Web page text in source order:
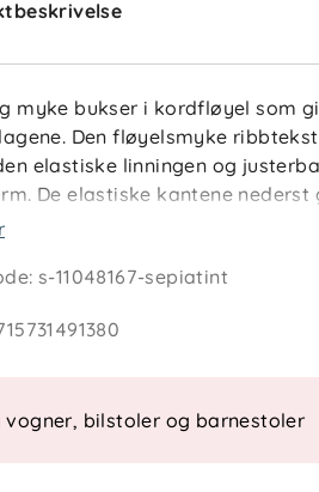
myke bukser i kordfløyel som
Den fløyelsmyke
elastiske linningen og
De elastiske kantene
på plass, og forlommer og
og gjør et mer ansvarlig valg
og elastisk midje
:s-11048167-sepiatint
vogner, bilstoler og barnestoler